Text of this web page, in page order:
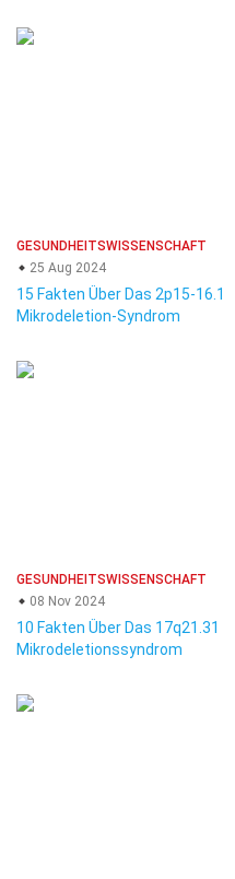
GESUNDHEITSWISSENSCHAFT
25 Aug 2024
15 Fakten Über Das 2p15-16.1
Mikrodeletion-Syndrom
GESUNDHEITSWISSENSCHAFT
08 Nov 2024
10 Fakten Über Das 17q21.31
Mikrodeletionssyndrom